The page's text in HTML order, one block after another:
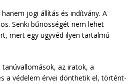
jogi állítás és indítvány. A
Senki bűnösségét nem lehet
mert egy ügyvéd ilyen tartalmú
az iratok, a
a védelem érvei dönthetik el, történt-